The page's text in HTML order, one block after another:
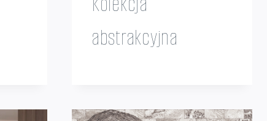
abstrakcyjna